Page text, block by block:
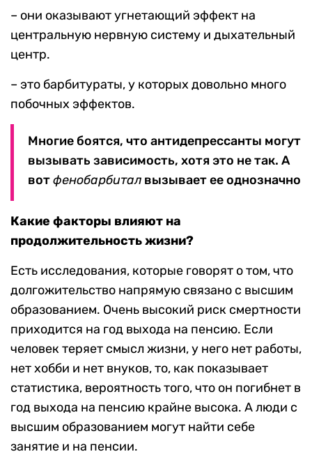
– они оказывают угнетающий эффект на
центральную нервную систему и дыхательный
центр.
– это барбитураты, у которых довольно много
побочных эффектов.
Многие боятся, что антидепрессанты могут
вызывать зависимость, хотя это не так. А
вотфенобарбитал вызывает ее однозначно
Какие факторы влияют на
продолжительность жизни?
Есть исследования, которые говорят о том, что
долгожительство напрямую связано с высшим
образованием. Очень высокий риск смертности
приходится на год выхода на пенсию. Если
человек теряет смысл жизни, у него нет работы,
нет хобби и нет внуков, то, как показывает
статистика, вероятность того, что он погибнет в
год выхода на пенсию крайне высока. А люди с
высшим образованием могут найти себе
занятие и на пенсии.